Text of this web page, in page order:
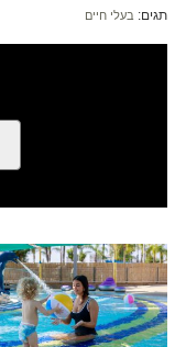
תגים: בעלי חיים